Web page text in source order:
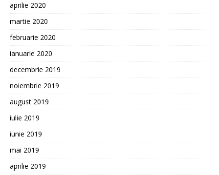
aprilie 2020
martie 2020
februarie 2020
ianuarie 2020
decembrie 2019
noiembrie 2019
august 2019
iulie 2019
iunie 2019
mai 2019
aprilie 2019